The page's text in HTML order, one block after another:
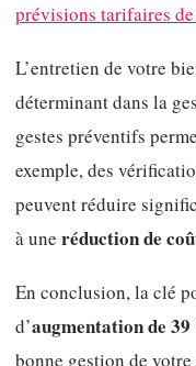
prévisions tarifaires
L’entretien de votre
déterminant dans la
gestes préventifs
exemple, des
peuvent réduire
à une réduction de
En conclusion, la clé
d’augmentation de
bonne gestion de